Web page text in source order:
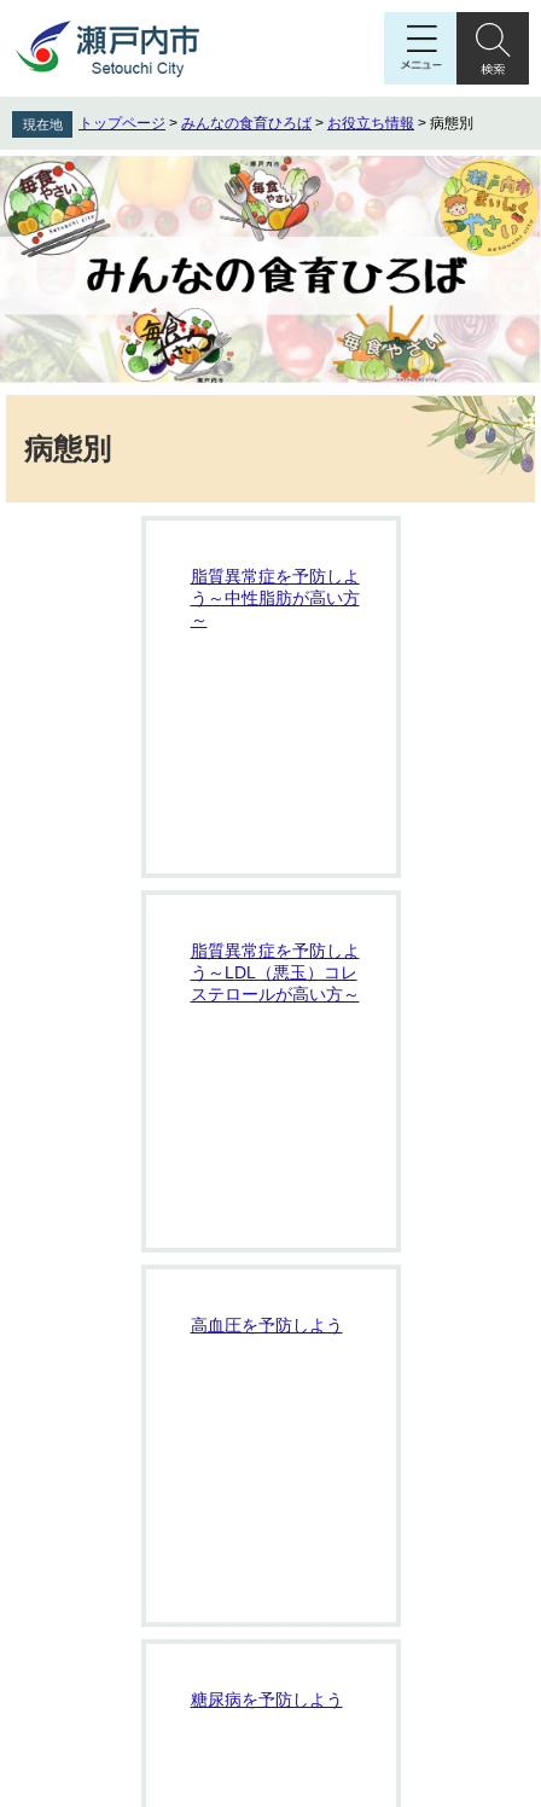
先
頭
で
す
。
を
飛
ば
し
て
本
現在地 トップページ > みんなの食育ひろば > お役立ち情報 > 病態別
病態別
脂質異常症を予防しよ
う～中性脂肪が高い方
～
脂質異常症を予防しよ
う～LDL（悪玉）コレ
ステロールが高い方～
高血圧を予防しよう
糖尿病を予防しよう